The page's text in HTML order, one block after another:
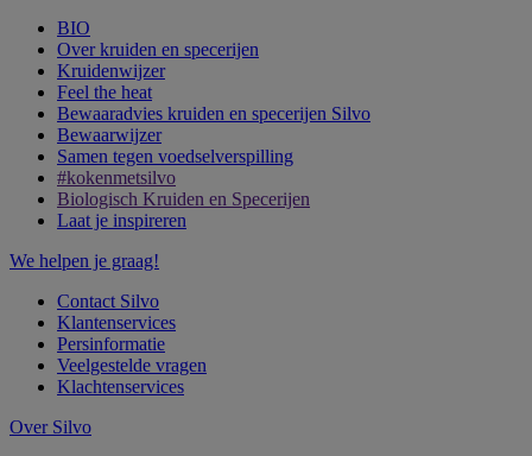
BIO
Over kruiden en specerijen
Kruidenwijzer
Feel the heat
Bewaaradvies kruiden en specerijen Silvo
Bewaarwijzer
Samen tegen voedselverspilling
#kokenmetsilvo
Biologisch Kruiden en Specerijen
Laat je inspireren
We helpen je graag!
Contact Silvo
Klantenservices
Persinformatie
Veelgestelde vragen
Klachtenservices
Over Silvo